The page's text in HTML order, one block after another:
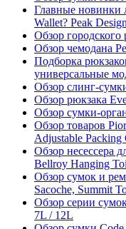
Главные новинки
Wallet? Peak
Обзор
Обзор чемодана
Подборка
универсальные
Обзор слинг-
Обзор рюкзака
Обзор сумки-
Обзор товаров
Adjustable Packing
Обзор несессера
Bellroy Hanging
Обзор сумок и
Sacoche, Summit
Обзор серии
7L / 12L